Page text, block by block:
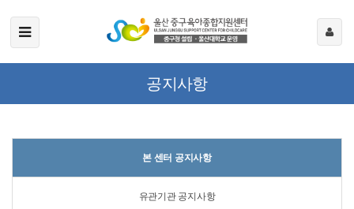
공지사항
본 센터 공지사항
유관기관 공지사항